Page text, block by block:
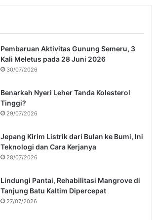
Pembaruan Aktivitas Gunung Semeru, 3
Kali Meletus pada 28 Juni 2026
30/07/2026
Benarkah Nyeri Leher Tanda Kolesterol
Tinggi?
29/07/2026
Jepang Kirim Listrik dari Bulan ke Bumi, Ini
Teknologi dan Cara Kerjanya
28/07/2026
Lindungi Pantai, Rehabilitasi Mangrove di
Tanjung Batu Kaltim Dipercepat
27/07/2026